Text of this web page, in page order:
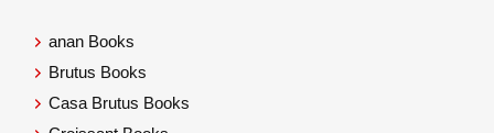
anan Books
Brutus Books
Casa Brutus Books